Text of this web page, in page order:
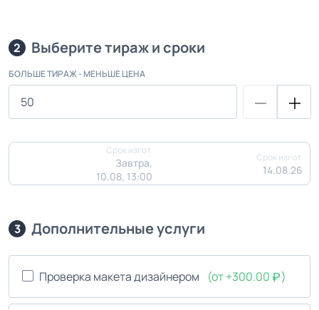
2 Выберите тираж и сроки
БОЛЬШЕ ТИРАЖ - МЕНЬШЕ ЦЕНА
Срок изгот.
Завтра,
10.08, 13:00
Срок изгот.
14.08.26
3 Дополнительные услуги
Проверка макета дизайнером (от +300.00 )